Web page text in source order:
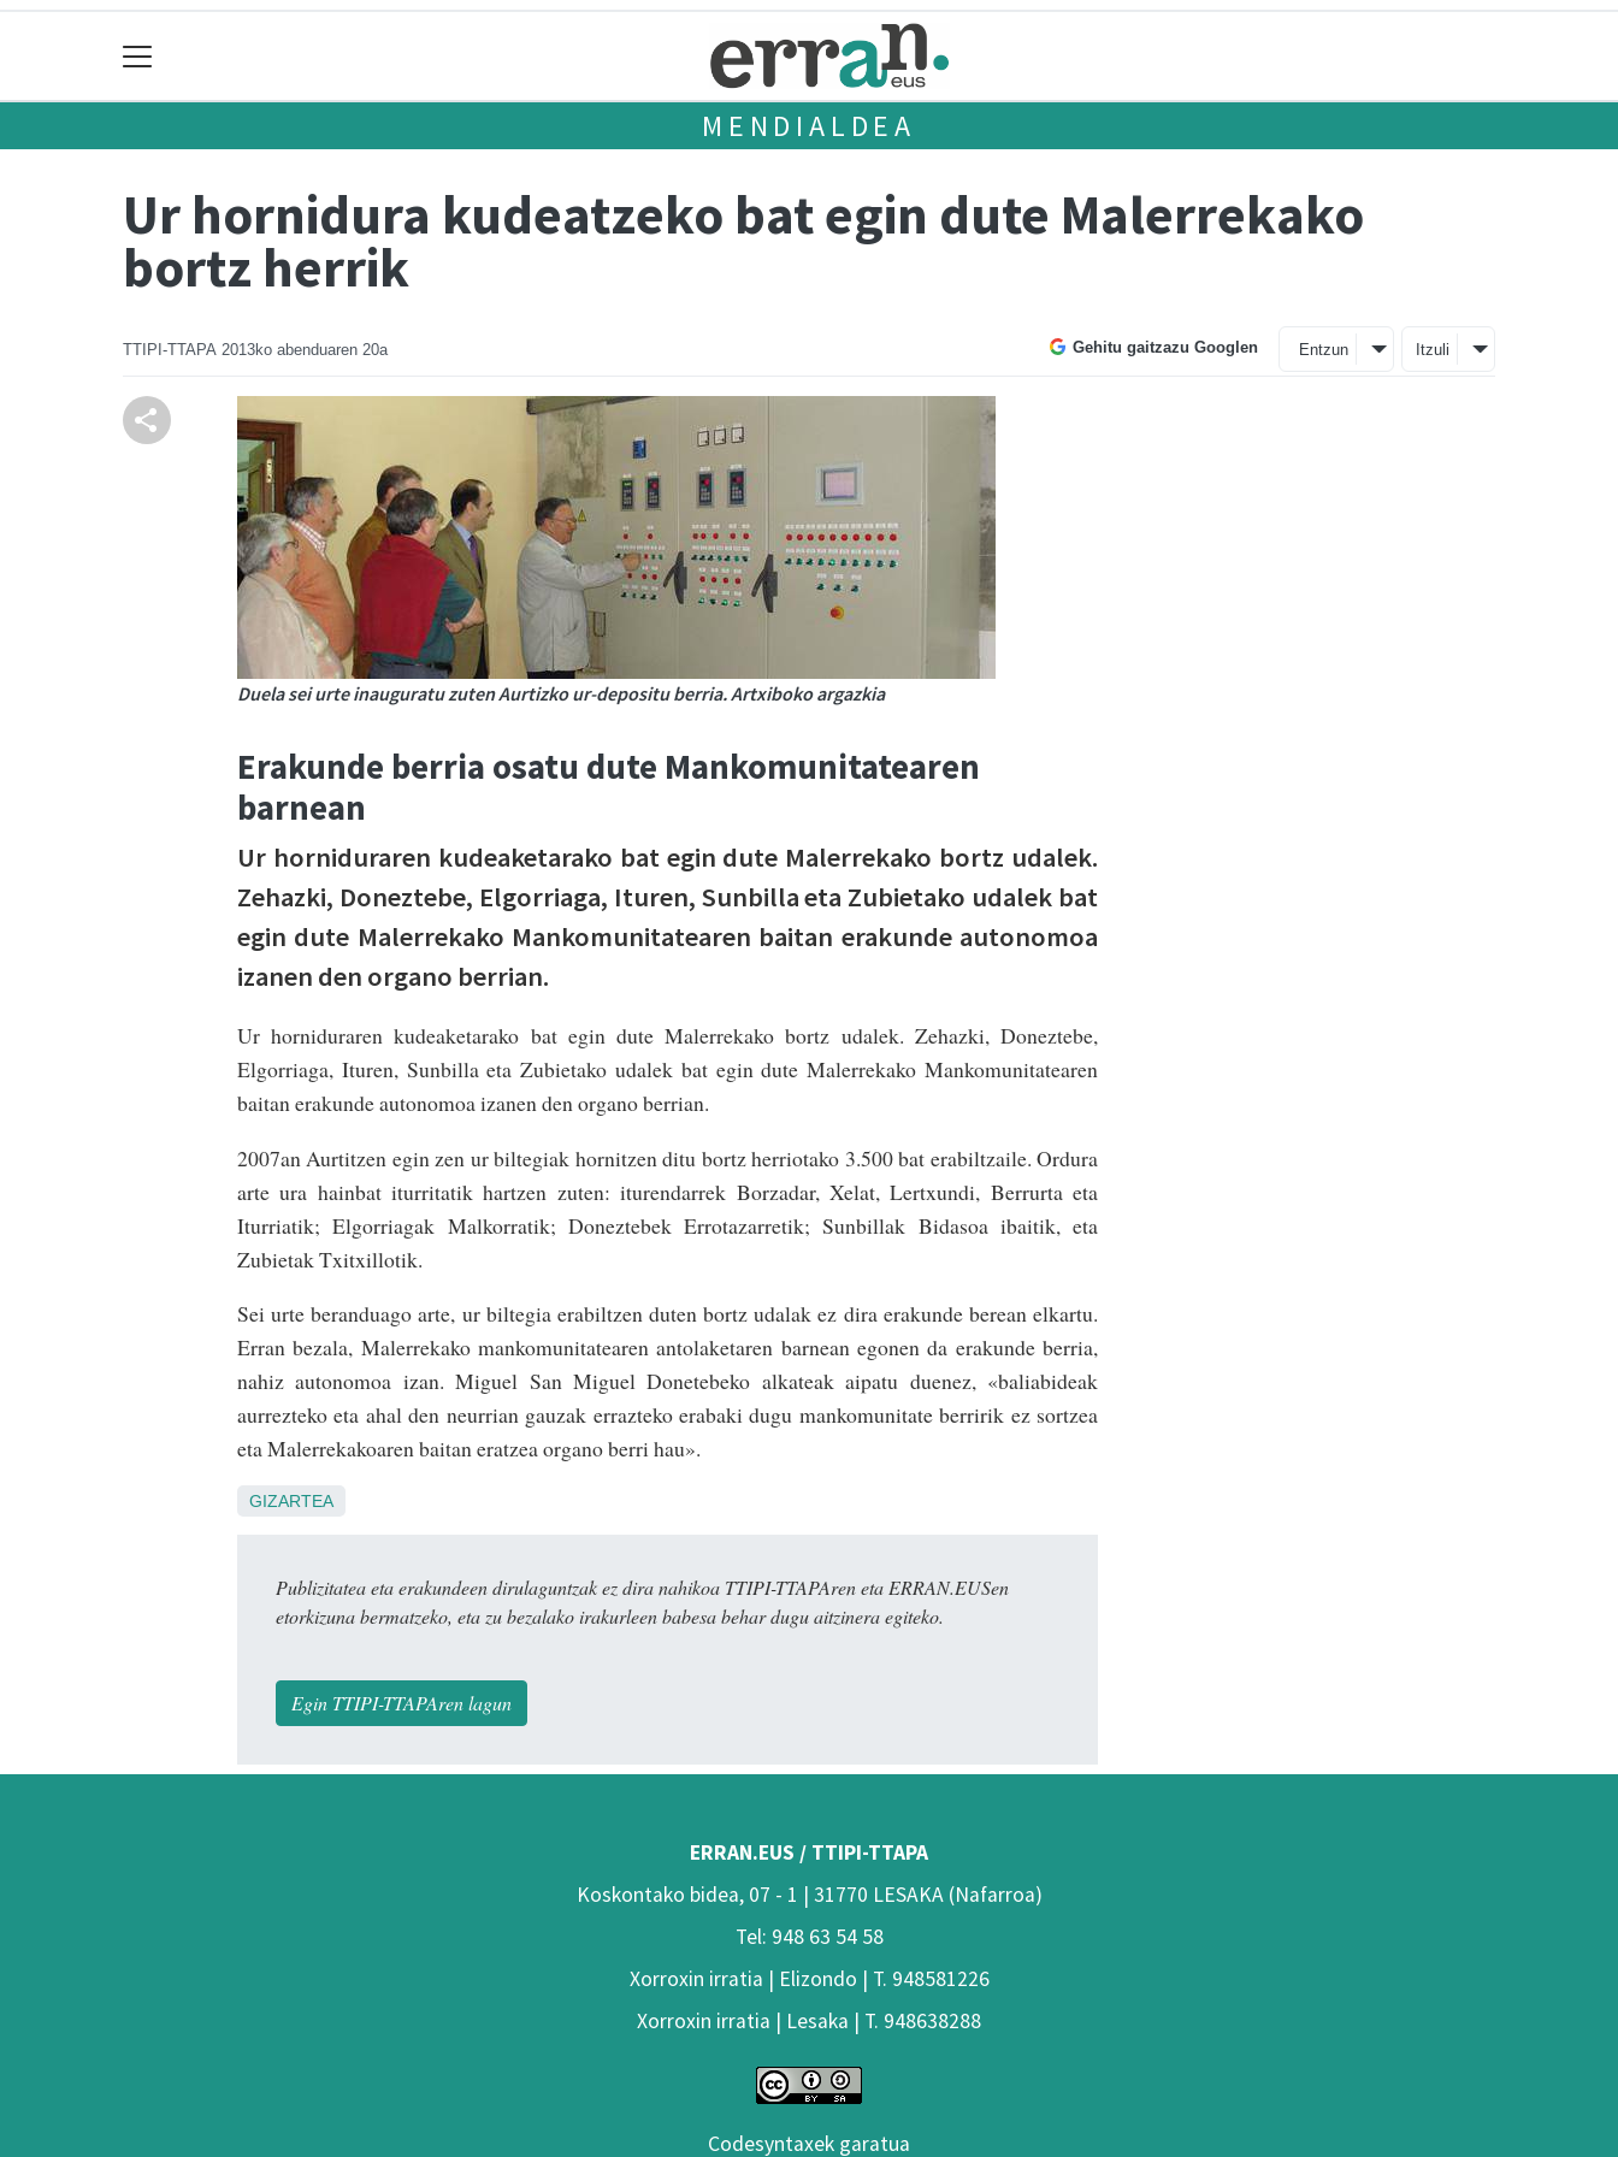
MENDIALDEA
Ur hornidura kudeatzeko bat egin dute Malerrekako
bortz herrik
TTIPI-TTAPA 2013ko abenduaren 20a Gehitu gaitzazu Googlen Entzun Itzuli
Duela sei urte inauguratu zuten Aurtizko ur-depositu berria. Artxiboko argazkia
Erakunde berria osatu dute Mankomunitatearen
barnean
Ur horniduraren kudeaketarako bat egin dute Malerrekako bortz udalek.
Zehazki, Doneztebe, Elgorriaga, Ituren, Sunbilla eta Zubietako udalek bat
egin dute Malerrekako Mankomunitatearen baitan erakunde autonomoa
izanen den organo berrian.
Ur horniduraren kudeaketarako bat egin dute Malerrekako bortz udalek. Zehazki, Doneztebe,
Elgorriaga, Ituren, Sunbilla eta Zubietako udalek bat egin dute Malerrekako Mankomunitatearen
baitan erakunde autonomoa izanen den organo berrian.
2007an Aurtitzen egin zen ur biltegiak hornitzen ditu bortz herriotako 3.500 bat erabiltzaile. Ordura
arte ura hainbat iturritatik hartzen zuten: iturendarrek Borzadar, Xelat, Lertxundi, Berrurta eta
Iturriatik; Elgorriagak Malkorratik; Doneztebek Errotazarretik; Sunbillak Bidasoa ibaitik, eta
Zubietak Txitxillotik.
Sei urte beranduago arte, ur biltegia erabiltzen duten bortz udalak ez dira erakunde berean elkartu.
Erran bezala, Malerrekako mankomunitatearen antolaketaren barnean egonen da erakunde berria,
nahiz autonomoa izan. Miguel San Miguel Donetebeko alkateak aipatu duenez, «baliabideak
aurrezteko eta ahal den neurrian gauzak errazteko erabaki dugu mankomunitate berririk ez sortzea
eta Malerrekakoaren baitan eratzea organo berri hau».
GIZARTEA
Publizitatea eta erakundeen dirulaguntzak ez dira nahikoa TTIPI-TTAPAren eta ERRAN.EUSen
etorkizuna bermatzeko, eta zu bezalako irakurleen babesa behar dugu aitzinera egiteko.
Egin TTIPI-TTAPAren lagun
ERRAN.EUS / TTIPI-TTAPA
Koskontako bidea, 07 - 1 | 31770 LESAKA (Nafarroa)
Tel: 948 63 54 58
Xorroxin irratia | Elizondo | T. 948581226
Xorroxin irratia | Lesaka | T. 948638288
Codesyntaxek garatua